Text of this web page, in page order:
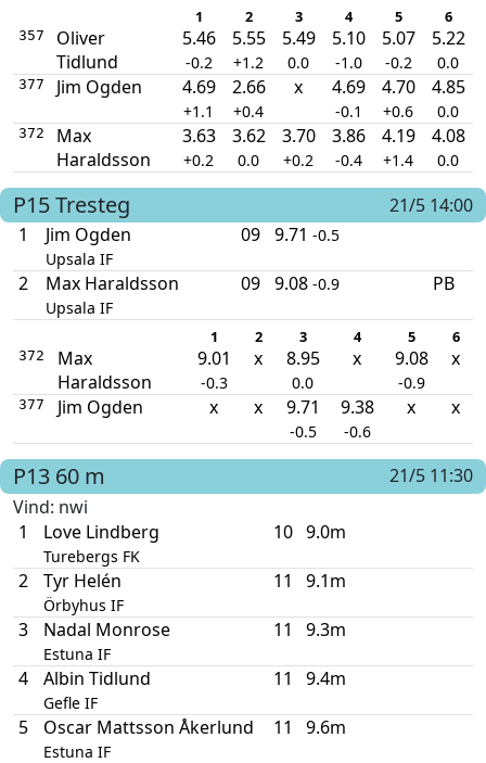
1 2 3 4 5 6
357
Oliver
Tidlund
5.46
-0.2
5.55
+1.2
5.49
0.0
5.10
-1.0
5.07
-0.2
5.22
0.0
377 Jim Ogden 4.69
+1.1
2.66
+0.4
x 4.69
-0.1
4.70
+0.6
4.85
0.0
372
Max
Haraldsson
3.63
+0.2
3.62
0.0
3.70
+0.2
3.86
-0.4
4.19
+1.4
4.08
0.0
P15Tresteg
21/5 14:00
1
Jim Ogden
Upsala IF
09 9.71 -0.5
2 Max Haraldsson
Upsala IF
09 9.08 -0.9 PB
1 2 3 4 5 6
372
Max
Haraldsson
9.01
-0.3
x 8.95
0.0
x 9.08
-0.9
x
377 Jim Ogden x x 9.71
-0.5
9.38
-0.6
x x
P13 60 m
21/5 11:30
Vind: nwi
1
Love Lindberg
Turebergs FK
10 9.0m
2 Tyr Helén
Örbyhus IF
11 9.1m
3 Nadal Monrose
Estuna IF
11 9.3m
4 Albin Tidlund
Gefle IF
11 9.4m
5 Oscar Mattsson Åkerlund
Estuna IF
11 9.6m